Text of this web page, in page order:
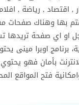
, اقتصاد , رياضة ,
بها وهناك صفحات
او اي صفحة تريدها
برنامج اوبرا مينى
بأمان فهو
فتح المواقع